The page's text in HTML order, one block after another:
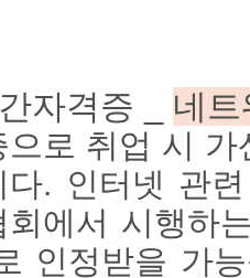
자격증 _ 네
으로 취업 시
다. 인터넷 관
회에서 시행하
인정받을 가